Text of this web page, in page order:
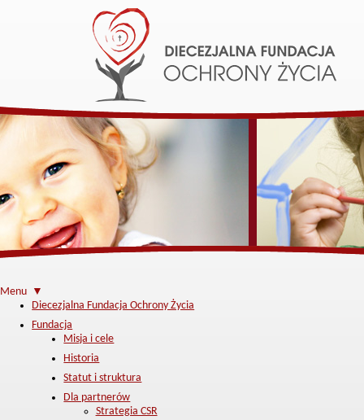
Menu ▼
Diecezjalna Fundacja Ochrony Życia
Fundacja
Misja i cele
Historia
Statut i struktura
Dla partnerów
Strategia CSR